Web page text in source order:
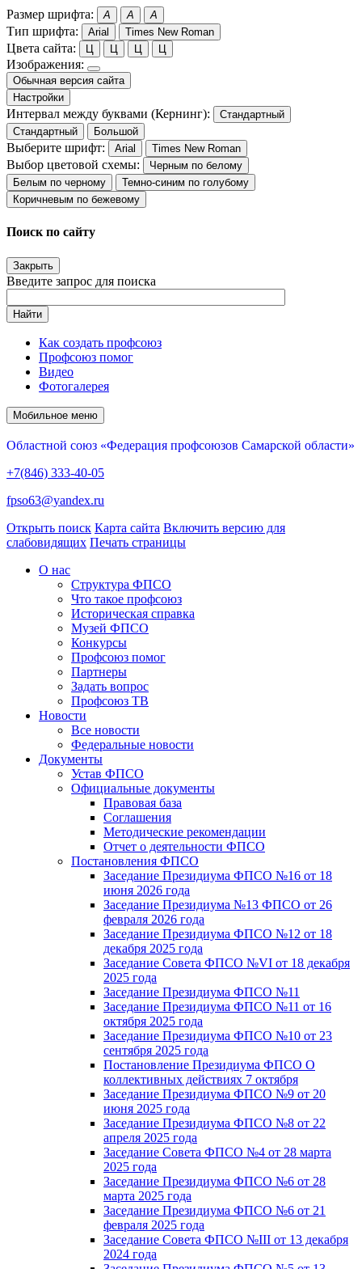
Размер шрифта: A A A
Тип шрифта: Arial Times New Roman
Цвета сайта: Ц Ц Ц Ц
Изображения:
Обычная версия сайта
Настройки
Интервал между буквами (Кернинг):
Стандартный
Стандартный
Большой
Выберите шрифт: Arial Times New Roman
Выбор цветовой схемы:
Черным по белому
Белым по черному
Темно-синим по голубому
Коричневым по бежевому
Поиск по сайту
Закрыть
Введите запрос для поиска
Найти
Как создать профсоюз
Профсоюз помог
Видео
Фотогалерея
Мобильное меню
Областной союз «Федерация профсоюзов Самарской области»
+7(846) 333-40-05
fpso63@yandex.ru
Открыть поиск Карта сайта Включить версию для
слабовидящих Печать страницы
О нас
Структура ФПСО
Что такое профсоюз
Историческая справка
Музей ФПСО
Конкурсы
Профсоюз помог
Партнеры
Задать вопрос
Профсоюз ТВ
Новости
Все новости
Федеральные новости
Документы
Устав ФПСО
Официальные документы
Правовая база
Соглашения
Методические рекомендации
Отчет о деятельности ФПСО
Постановления ФПСО
Заседание Президиума ФПСО №16 от 18
июня 2026 года
Заседание Президиума №13 ФПСО от 26
февраля 2026 года
Заседание Президиума ФПСО №12 от 18
декабря 2025 года
Заседание Совета ФПСО №VI от 18 декабря
2025 года
Заседание Президиума ФПСО №11
Заседание Президиума ФПСО №11 от 16
октября 2025 года
Заседание Президиума ФПСО №10 от 23
сентября 2025 года
Постановление Президиума ФПСО О
коллективных действиях 7 октября
Заседание Президиума ФПСО №9 от 20
июня 2025 года
Заседание Президиума ФПСО №8 от 22
апреля 2025 года
Заседание Совета ФПСО №4 от 28 марта
2025 года
Заседание Президиума ФПСО №6 от 28
марта 2025 года
Заседание Президиума ФПСО №6 от 21
февраля 2025 года
Заседание Совета ФПСО №III от 13 декабря
2024 года